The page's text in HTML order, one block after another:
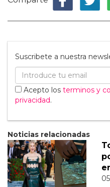
Suscribete a nuestra
Acepto los terminos y
privacidad.
Noticias relacionadas